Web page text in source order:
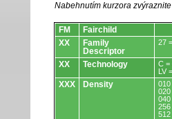
Nabehnutím kurzora
Obvody.
FM
Fairchild
XX
Family
Descriptor
27
XX Technology
C =
LV
XXX Density